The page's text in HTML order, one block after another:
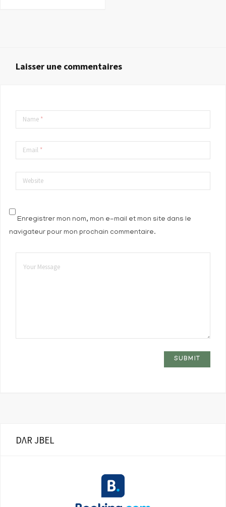
Laisser une commentaires
Name *
Email *
Website
Enregistrer mon nom, mon e-mail et mon site dans le
navigateur pour mon prochain commentaire.
DΛR JBEL